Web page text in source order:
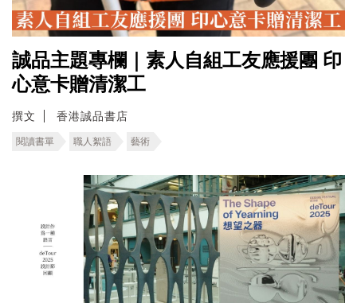
誠品主題專欄｜素人自組工友應援團 印
心意卡贈清潔工
撰文 香港誠品書店
閱讀書單 職人絮語 藝術